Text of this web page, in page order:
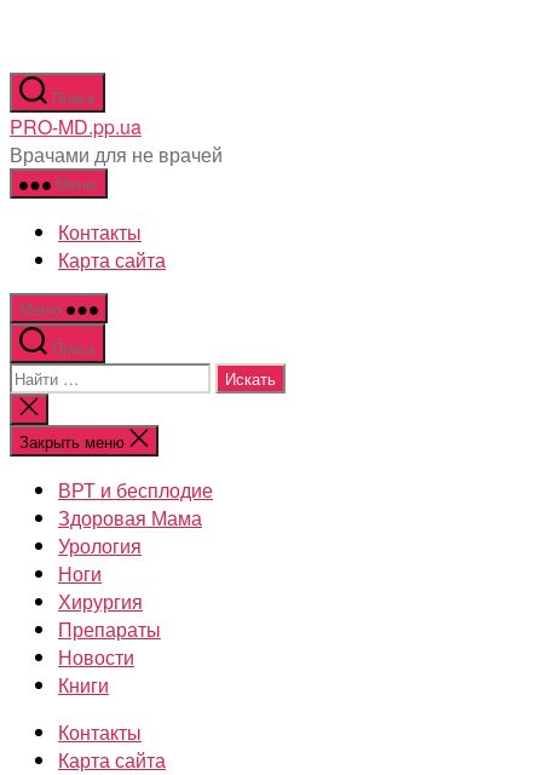
Перейти
к
содержимому
Поиск
PRO-MD.pp.ua
Врачами для не врачей
Меню
Контакты
Карта сайта
Меню
Поиск
Поиск:
Закрыть
поиск
Закрыть меню
ВРТ и бесплодие
Здоровая Мама
Урология
Ноги
Хирургия
Препараты
Новости
Книги
Контакты
Карта сайта